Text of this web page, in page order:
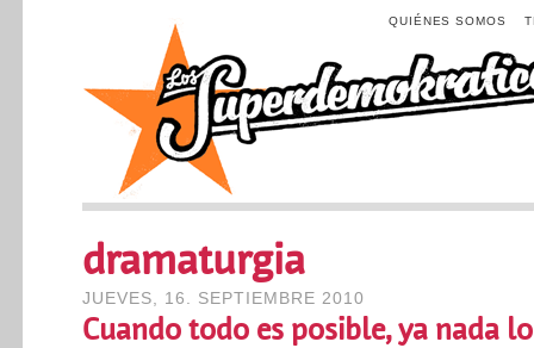
QUIÉNES SOMOS
dramaturgia
JUEVES, 16. SEPTIEMBRE 2010
Cuando todo es posible, ya nada